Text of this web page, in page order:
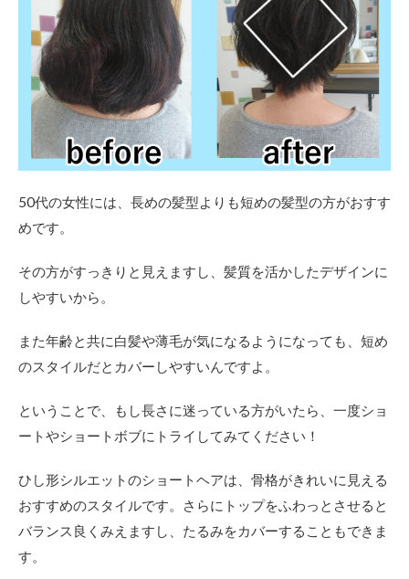
50代の女性には、長めの髪型よりも短めの髪型の方がおすす
めです。
その方がすっきりと見えますし、髪質を活かしたデザインに
しやすいから。
また年齢と共に白髪や薄毛が気になるようになっても、短め
のスタイルだとカバーしやすいんですよ。
ということで、もし長さに迷っている方がいたら、一度ショ
ートやショートボブにトライしてみてください！
ひし形シルエットのショートヘアは、骨格がきれいに見える
おすすめのスタイルです。さらにトップをふわっとさせると
バランス良くみえますし、たるみをカバーすることもできま
す。